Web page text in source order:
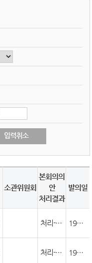
소관위원회
본회의의
안
처리결과
발의일
처리-가결(원안) 1992. 4.10
처리-가결(원안) 1992. 2.19